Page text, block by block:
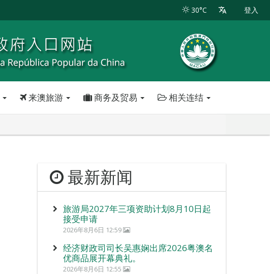
30°C 登入
来澳旅游 商务及贸易 相关连结
最新新闻
旅游局2027年三项资助计划8月10日起
接受申请
2026年8月6日 12:59
经济财政司司长吴惠娴出席2026粤澳名
优商品展开幕典礼。
2026年8月6日 12:55